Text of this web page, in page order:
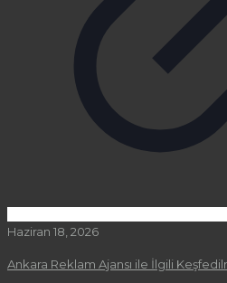
Haziran 18, 2026
Ankara Reklam Ajansı ile İlgili